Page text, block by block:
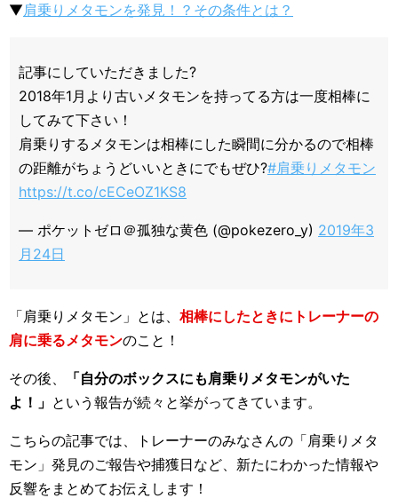
▼肩乗りメタモンを発見！？その条件とは？
記事にしていただきました?
2018年1月より古いメタモンを持ってる方は一度相棒に
してみて下さい！
肩乗りするメタモンは相棒にした瞬間に分かるので相棒
の距離がちょうどいいときにでもぜひ?#肩乗りメタモン
https://t.co/cECeOZ1KS8
— ポケットゼロ＠孤独な黄色 (@pokezero_y) 2019年3
月24日
「肩乗りメタモン」とは、 相棒にしたときにトレーナーの
肩に乗るメタモンのこと！
その後、
「自分のボックスにも肩乗りメタモンがいた
よ！」 という報告が続々と挙がってきています。
こちらの記事では、トレーナーのみなさんの「肩乗りメタ
モン」発見のご報告や捕獲日など、新たにわかった情報や
反響をまとめてお伝えします！